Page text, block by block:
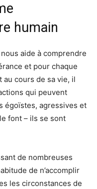
humain
aide à comprendre
et pour chaque
au cours de sa vie, il
qui peuvent
égoïstes, agressives et
font – ils se sont
de nombreuses
de n’accomplir
les circonstances de